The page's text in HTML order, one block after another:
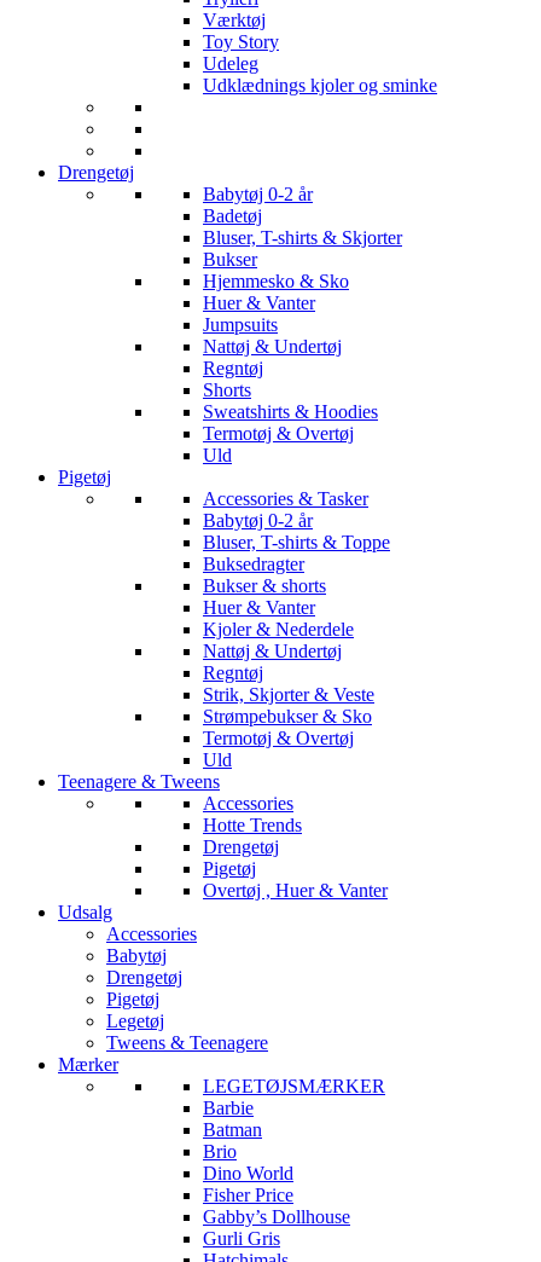
Værktøj
Toy Story
Udeleg
Udklædnings kjoler og sminke
Drengetøj
Babytøj 0-2 år
Badetøj
Bluser, T-shirts & Skjorter
Bukser
Hjemmesko & Sko
Huer & Vanter
Jumpsuits
Nattøj & Undertøj
Regntøj
Shorts
Sweatshirts & Hoodies
Termotøj & Overtøj
Uld
Pigetøj
Accessories & Tasker
Babytøj 0-2 år
Bluser, T-shirts & Toppe
Buksedragter
Bukser & shorts
Huer & Vanter
Kjoler & Nederdele
Nattøj & Undertøj
Regntøj
Strik, Skjorter & Veste
Strømpebukser & Sko
Termotøj & Overtøj
Uld
Teenagere & Tweens
Accessories
Hotte Trends
Drengetøj
Pigetøj
Overtøj , Huer & Vanter
Udsalg
Accessories
Babytøj
Drengetøj
Pigetøj
Legetøj
Tweens & Teenagere
Mærker
LEGETØJSMÆRKER
Barbie
Batman
Brio
Dino World
Fisher Price
Gabby’s Dollhouse
Gurli Gris